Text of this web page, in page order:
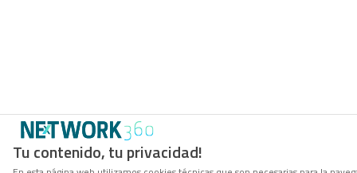
Tu contenido, tu privacidad!